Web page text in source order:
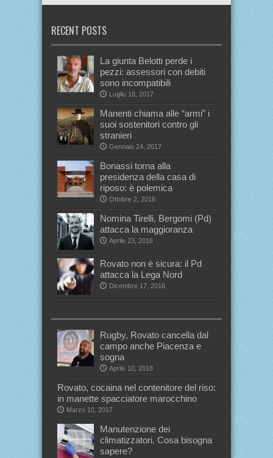
RECENT POSTS
La giunta Belotti perde i
pezzi: assessori con debiti
sono incompatibili
Luglio 18, 2017
Manenti chiama alle “armi” i
suoi sostenitori contro gli
stranieri
Gennaio 24, 2017
Bonassi torna alla
presidenza della casa di
riposo: è polemica
Ottobre 2, 2016
Nomina Tirelli, Bergomi (Pd)
attacca la maggioranza
Aprile 23, 2016
Rovato non è sicura: il Pd
attacca la Lega Nord
Dicembre 17, 2016
Rugby, Rovato cancella dal
campo anche Piacenza e
sogna
Aprile 10, 2018
Rovato, cocaina nel contenitore del riso:
in manette spacciatore marocchino
Marzo 10, 2017
Manutenzione dei
climatizzatori. Cosa bisogna
sapere?